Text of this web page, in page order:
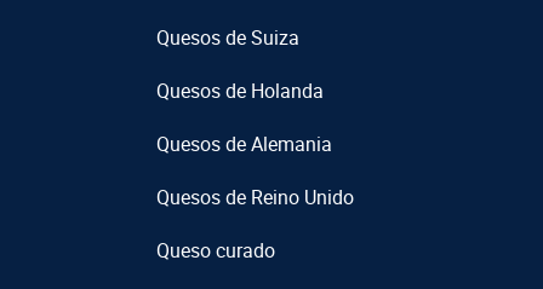
Quesos de Suiza
Quesos de Holanda
Quesos de Alemania
Quesos de Reino Unido
Queso curado